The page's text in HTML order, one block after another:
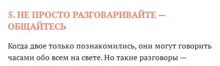
5. НЕ ПРОСТО РАЗГОВАРИВАЙТЕ —
ОБЩАЙТЕСЬ
Когда двое только познакомились, они могут говорить
часами обо всем на свете. Но такие разговоры —